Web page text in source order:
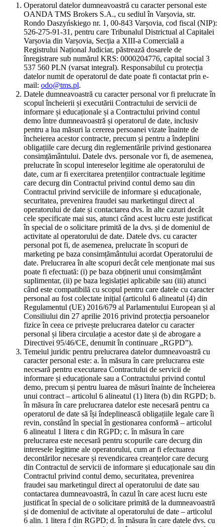
Operatorul datelor dumneavoastră cu caracter personal este
OANDA TMS Brokers S.A., cu sediul în Varșovia, str.
Rondo Daszyńskiego nr. 1, 00-843 Varșovia, cod fiscal (NIP):
526-275-91-31, pentru care Tribunalul Districtual al Capitalei
Varșovia din Varșovia, Secția a XIII-a Comercială a
Registrului Național Judiciar, păstrează dosarele de
înregistrare sub numărul KRS: 0000204776, capital social 3
537 560 PLN (varsat integral). Responsabilul cu protecția
datelor numit de operatorul de date poate fi contactat prin e-
mail: odo@tms.pl.
Datele dumneavoastră cu caracter personal vor fi prelucrate în
scopul încheierii și executării Contractului de servicii de
informare și educaționale și a Contractului privind contul
demo între dumneavoastră și operatorul de date, inclusiv
pentru a lua măsuri la cererea persoanei vizate înainte de
încheierea acestor contracte, precum și pentru a îndeplini
obligațiile care decurg din reglementările privind gestionarea
consimțământului. Datele dvs. personale vor fi, de asemenea,
prelucrate în scopul intereselor legitime ale operatorului de
date, cum ar fi exercitarea pretențiilor contractuale legitime
care decurg din Contractul privind contul demo sau din
Contractul privind serviciile de informare și educaționale,
securitatea, prevenirea fraudei sau marketingul direct al
operatorului de date și contactarea dvs. în alte cazuri decât
cele specificate mai sus, atunci când acest lucru este justificat
în special de o solicitare primită de la dvs. și de domeniul de
activitate al operatorului de date. Datele dvs. cu caracter
personal pot fi, de asemenea, prelucrate în scopuri de
marketing pe baza consimțământului acordat Operatorului de
date. Prelucrarea în alte scopuri decât cele menționate mai sus
poate fi efectuată: (i) pe baza obținerii unui consimțământ
suplimentar, (ii) pe baza legislației aplicabile sau (iii) atunci
când este compatibilă cu scopul pentru care datele cu caracter
personal au fost colectate inițial (articolul 6 alineatul (4) din
Regulamentul (UE) 2016/679 al Parlamentului European și al
Consiliului din 27 aprilie 2016 privind protecția persoanelor
fizice în ceea ce privește prelucrarea datelor cu caracter
personal și libera circulație a acestor date și de abrogare a
Directivei 95/46/CE, denumit în continuare „RGPD”).
Temeiul juridic pentru prelucrarea datelor dumneavoastră cu
caracter personal este: a. în măsura în care prelucrarea este
necesară pentru executarea Contractului de servicii de
informare și educaționale sau a Contractului privind contul
demo, precum și pentru luarea de măsuri înainte de încheierea
unui contract – articolul 6 alineatul (1) litera (b) din RGPD; b.
în măsura în care prelucrarea datelor este necesară pentru ca
operatorul de date să își îndeplinească obligațiile legale care îi
revin, constând în special în gestionarea conformă – articolul
6 alineatul 1 litera c din RGPD; c. în măsura în care
prelucrarea este necesară pentru scopurile care decurg din
interesele legitime ale operatorului, cum ar fi efectuarea
decontărilor necesare și revendicarea creanțelor care decurg
din Contractul de servicii de informare și educaționale sau din
Contractul privind contul demo, securitatea, prevenirea
fraudei sau marketingul direct al operatorului de date sau
contactarea dumneavoastră, în cazul în care acest lucru este
justificat în special de o solicitare primită de la dumneavoastră
și de domeniul de activitate al operatorului de date – articolul
6 alin. 1 litera f din RGPD; d. în măsura în care datele dvs. cu